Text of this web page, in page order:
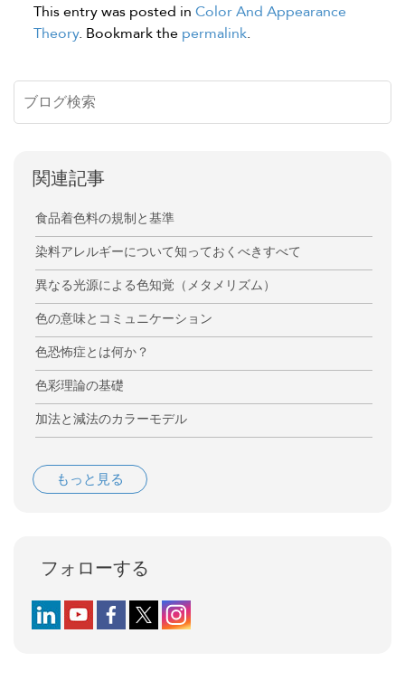
This entry was posted in Color And Appearance
Theory. Bookmark the permalink.
関連記事
食品着色料の規制と基準
染料アレルギーについて知っておくべきすべて
異なる光源による色知覚（メタメリズム）
色の意味とコミュニケーション
色恐怖症とは何か？
色彩理論の基礎
加法と減法のカラーモデル
もっと見る
フォローする
Follow us on LinkedIn
Follow us on YouTube
Follow us on Facebook
Follow us on X (formerly Twitter)
Follow us on Instagram